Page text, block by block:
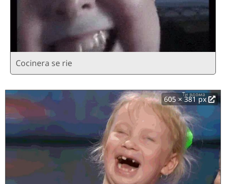
Cocinera se rie
605 × 381 px